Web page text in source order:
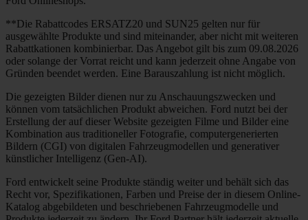
**Die Rabattcodes ERSATZ20 und SUN25 gelten nur für
ausgewählte Produkte und sind miteinander, aber nicht mit weiteren
Rabattkationen kombinierbar. Das Angebot gilt bis zum 09.08.2026
oder solange der Vorrat reicht und kann jederzeit ohne Angabe von
Gründen beendet werden. Eine Barauszahlung ist nicht möglich.
Die gezeigten Bilder dienen nur zu Anschauungszwecken und
können vom tatsächlichen Produkt abweichen. Ford nutzt bei der
Erstellung der auf dieser Website gezeigten Filme und Bilder eine
Kombination aus traditioneller Fotografie, computergenerierten
Bildern (CGI) von digitalen Fahrzeugmodellen und generativer
künstlicher Intelligenz (Gen-AI).
Ford entwickelt seine Produkte ständig weiter und behält sich das
Recht vor, Spezifikationen, Farben und Preise der in diesem Online-
Katalog abgebildeten und beschriebenen Fahrzeugmodelle und